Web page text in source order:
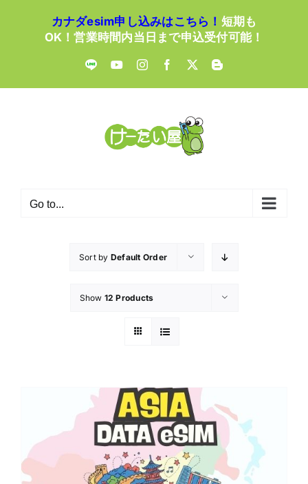
カナダesim申し込みはこちら！ 短期も
OK！営業時間内当日まで申込受付可能！
LINE YouTubeInstagramFacebook
X Blogger
Go to...
Sort by Default Order
Show 12 Products